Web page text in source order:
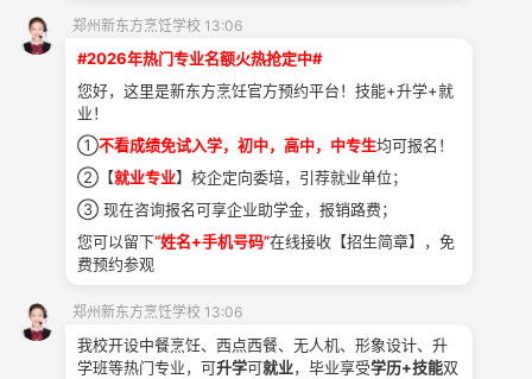
郑州新东方烹饪学校
郑州新东方烹饪学校 13:06
#2026年热门专业名额火热抢定中#
您好，这里是新东方烹饪官方预约平台！技能+升学+就
业！
①不看成绩免试入学，初中，高中，中专生均可报名！
②【就业专业】校企定向委培，引荐就业单位；
③ 现在咨询报名可享企业助学金，报销路费；
您可以留下“姓名+手机号码”在线接收【招生简章】，免
费预约参观
郑州新东方烹饪学校 13:06
我校开设中餐烹饪、西点西餐、无人机、形象设计、升
学班等热门专业，可升学可就业，毕业享受学历+技能双